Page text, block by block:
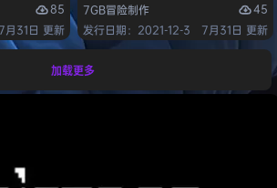
85
7月31日 更新
7GB冒险制作
45
发行日期：2021-12-3
7月31日 更新
加载更多